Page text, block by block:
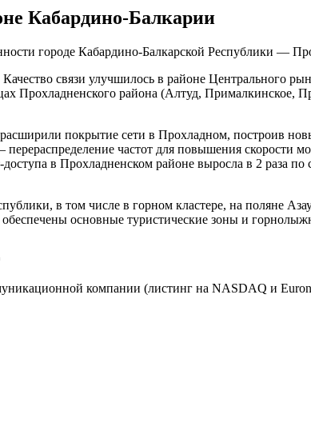
Кабардино-Балкарии
городе Кабардино-Балкарской Республики —
связи улучшилось в районе Центрального
Прохладненского района (Алтуд, Прималкинское,
покрытие сети в Прохладном, построив
частот для повышения скорости
в Прохладненском районе выросла в 2 раза
в том числе в горном кластере, на поляне
основные туристические зоны и
компании (листинг на NASDAQ и